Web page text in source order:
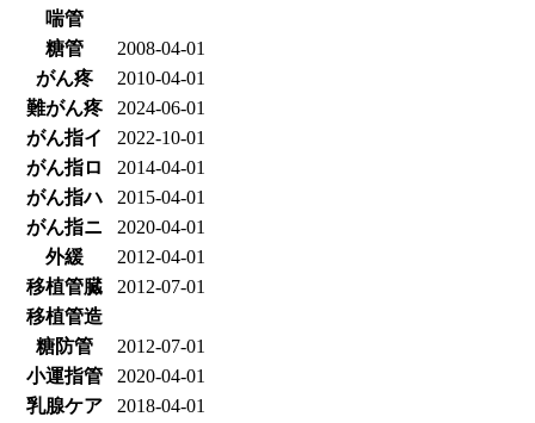
喘管
糖管
2008-04-01
がん疼
2010-04-01
難がん疼
2024-06-01
がん指イ
2022-10-01
がん指ロ
2014-04-01
がん指ハ
2015-04-01
がん指ニ
2020-04-01
外緩
2012-04-01
移植管臓
2012-07-01
移植管造
糖防管
2012-07-01
小運指管
2020-04-01
乳腺ケア
2018-04-01